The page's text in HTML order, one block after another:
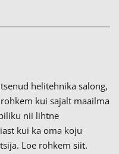
helitehnika salong,
kui sajalt maailma
nii lihtne
kui ka oma koju
Loe rohkem siit.